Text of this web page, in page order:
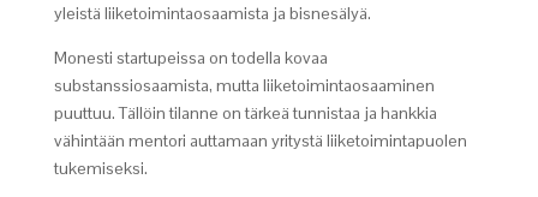
yleistä liiketoimintaosaamista ja bisnesälyä.
Monesti startupeissa on todella kovaa
substanssiosaamista, mutta liiketoimintaosaaminen
puuttuu. Tällöin tilanne on tärkeä tunnistaa ja hankkia
vähintään mentori auttamaan yritystä liiketoimintapuolen
tukemiseksi.